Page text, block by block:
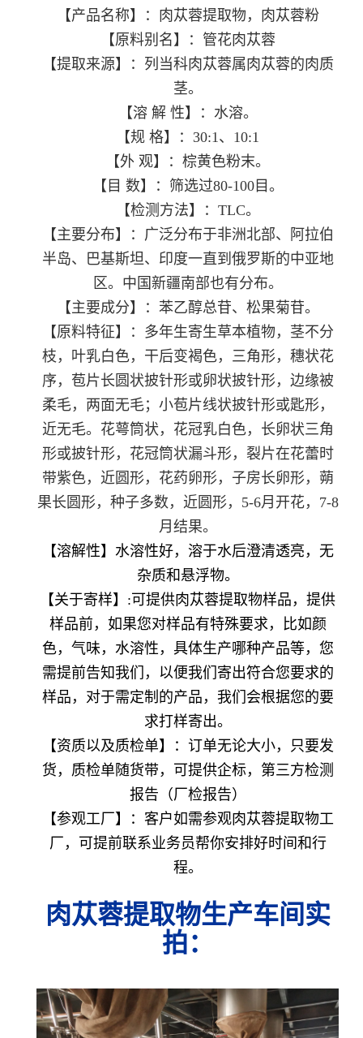
【产品名称】：肉苁蓉提取物，肉苁蓉粉
【原料别名】：管花肉苁蓉
【提取来源】：列当科肉苁蓉属肉苁蓉的肉质
茎。
【溶 解 性】：水溶。
【规 格】：30:1、10:1
【外 观】：棕黄色粉末。
【目 数】：筛选过80-100目。
【检测方法】：TLC。
【主要分布】：广泛分布于非洲北部、阿拉伯
半岛、巴基斯坦、印度一直到俄罗斯的中亚地
区。中国新疆南部也有分布。
【主要成分】：苯乙醇总苷、松果菊苷。
【原料特征】：多年生寄生草本植物，茎不分
枝，叶乳白色，干后变褐色，三角形，穗状花
序，苞片长圆状披针形或卵状披针形，边缘被
柔毛，两面无毛；小苞片线状披针形或匙形，
近无毛。花萼筒状，花冠乳白色，长卵状三角
形或披针形，花冠筒状漏斗形，裂片在花蕾时
带紫色，近圆形，花药卵形，子房长卵形，蒴
果长圆形，种子多数，近圆形，5-6月开花，7-8
月结果。
【溶解性】 水溶性好，溶于水后澄清透亮，无
杂质和悬浮物。
【关于寄样】:可提供肉苁蓉提取物样品，提供
样品前，如果您对样品有特殊要求，比如颜
色，气味，水溶性，具体生产哪种产品等，您
需提前告知我们，以便我们寄出符合您要求的
样品，对于需定制的产品，我们会根据您的要
求打样寄出。
【资质以及质检单】：订单无论大小，只要发
货，质检单随货带，可提供企标，第三方检测
报告（厂检报告）
【参观工厂】：客户如需参观肉苁蓉提取物工
厂，可提前联系业务员帮你安排好时间和行
程。
肉苁蓉提取物生产车间实
拍：